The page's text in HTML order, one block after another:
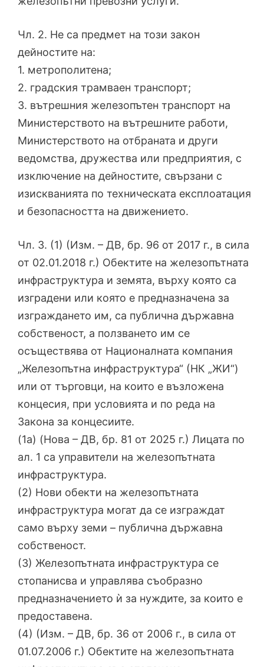
Чл. 2. Не са предмет на този закон
дейностите на:
1. метрополитена;
2. градския трамваен транспорт;
3. вътрешния железопътен транспорт на
Министерството на вътрешните работи,
Министерството на отбраната и други
ведомства, дружества или предприятия, с
изключение на дейностите, свързани с
изискванията по техническата експлоатация
и безопасността на движението.
Чл. 3. (1) (Изм. – ДВ, бр. 96 от 2017 г., в сила
от 02.01.2018 г.) Обектите на железопътната
инфраструктура и земята, върху която са
изградени или която е предназначена за
изграждането им, са публична държавна
собственост, а ползването им се
осъществява от Националната компания
„Железопътна инфраструктура“ (НК „ЖИ“)
или от търговци, на които е възложена
концесия, при условията и по реда на
Закона за концесиите.
(1а) (Нова – ДВ, бр. 81 от 2025 г.) Лицата по
ал. 1 са управители на железопътната
инфраструктура.
(2) Нови обекти на железопътната
инфраструктура могат да се изграждат
само върху земи – публична държавна
собственост.
(3) Железопътната инфраструктура се
стопанисва и управлява съобразно
предназначението ѝ за нуждите, за които е
предоставена.
(4) (Изм. – ДВ, бр. 36 от 2006 г., в сила от
01.07.2006 г.) Обектите на железопътната